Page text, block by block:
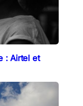
: Airtel et